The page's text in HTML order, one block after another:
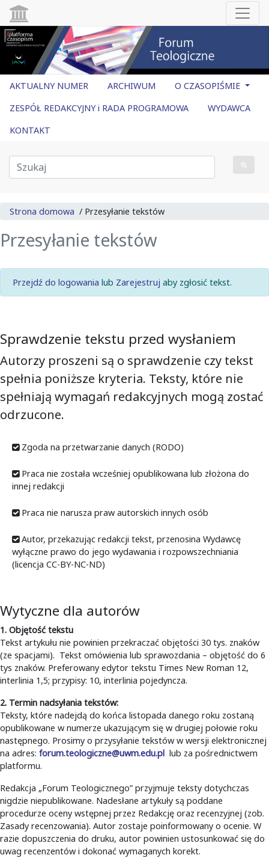
AKTUALNY NUMER ARCHIWUM
O CZASOPIŚMIE
ZESPÓŁ REDAKCYJNY i RADA PROGRAMOWA
WYDAWCA
KONTAKT
Strona domowa / Przesyłanie tekstów
Przesyłanie tekstów
Przejdź do logowania lub Zarejestruj aby zgłosić tekst.
Sprawdzenie tekstu przed wysłaniem
Autorzy proszeni są o sprawdzenie czy tekst
spełnia poniższe kryteria. Teksty, które nie
spełniają wymagań redakcyjnych mogą zostać
odrzucone.
Zgoda na przetwarzanie danych (RODO)
Praca nie została wcześniej opublikowana lub złożona do
innej redakcji
Praca nie narusza praw autorskich innych osób
Autor, przekazując redakcji tekst, przenosina Wydawcę
wyłączne prawo do jego wydawania i rozpowszechniania
(licencja CC-BY-NC-ND)
Wytyczne dla autorów
1. Objętość tekstu
Tekst artykułu nie powinien przekraczać objętości 30 tys. znaków
(ze spacjami). Tekst omówienia lub sprawozdania – objętość do 6
tys znaków. Preferowany edytor tekstu Times New Roman 12,
interlinia 1,5; przypisy: 10, interlinia pojedyncza.
2. Termin nadsyłania tekstów:
Teksty, które nadejdą do końca listopada danego roku zostaną
opublikowane w numerze ukazującym się w drugiej połowie roku
następnego. Prosimy o przysyłanie tekstów w wersji elektronicznej
na adres: forum.teologiczne@uwm.edu.pl lub za pośrednictwem
platformu.
Redakcja „Forum Teologicznego” przyjmuje teksty dotychczas
nigdzie niepublikowane. Nadesłane artykuły są poddane
procedurze oceny wstępnej przez Redakcję oraz recenzyjnej (zob.
Zasady recenzowania). Autor zostaje poinformowany o ocenie. W
razie dopuszczenia do druku, autor powinien ustosunkować się do
uwag recenzentów i dokonać wymaganych korekt.